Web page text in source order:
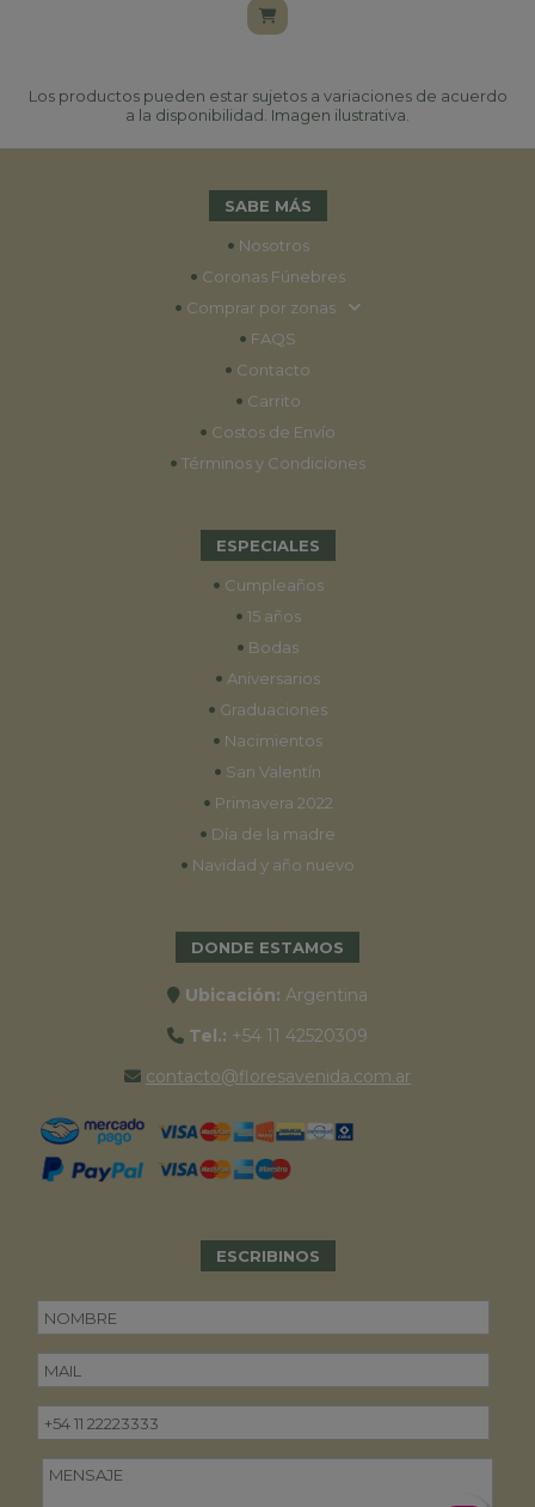
Los productos pueden estar sujetos a variaciones de acuerdo
a la disponibilidad. Imagen ilustrativa.
SABE MÁS
• Nosotros
• Coronas Fúnebres
• Comprar por zonas
• FAQS
• Contacto
• Carrito
• Costos de Envío
• Términos y Condiciones
ESPECIALES
• Cumpleaños
• 15 años
• Bodas
• Aniversarios
• Graduaciones
• Nacimientos
• San Valentín
• Primavera 2022
• Día de la madre
• Navidad y año nuevo
DONDE ESTAMOS
Ubicación: Argentina
Tel.: +54 11 42520309
contacto@floresavenida.com.ar
ESCRIBINOS